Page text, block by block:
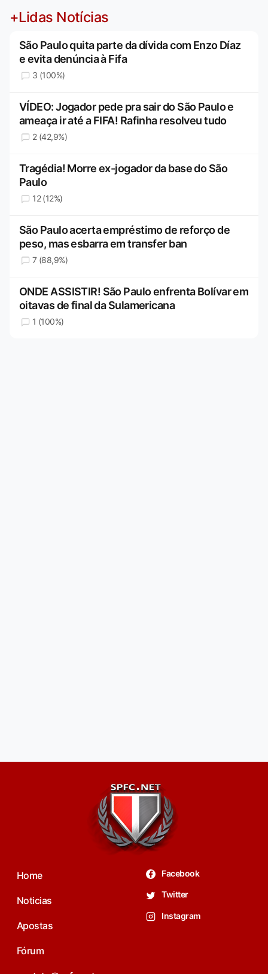
+Lidas Notícias
São Paulo quita parte da dívida com Enzo Díaz
e evita denúncia à Fifa
3 (100%)
VÍDEO: Jogador pede pra sair do São Paulo e
ameaça ir até a FIFA! Rafinha resolveu tudo
2 (42,9%)
Tragédia! Morre ex-jogador da base do São
Paulo
12 (12%)
São Paulo acerta empréstimo de reforço de
peso, mas esbarra em transfer ban
7 (88,9%)
ONDE ASSISTIR! São Paulo enfrenta Bolívar em
oitavas de final da Sulamericana
1 (100%)
Home
Noticias
Apostas
Fórum
Facebook
Twitter
Instagram